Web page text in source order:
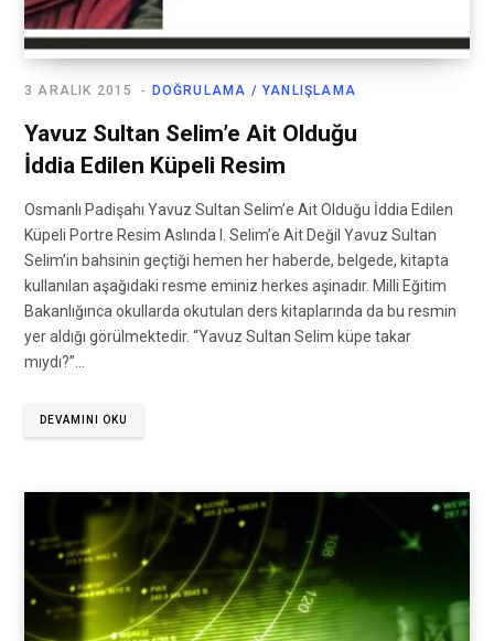
DOĞRULAMA / YANLIŞLAMA
3 ARALIK 2015
Yavuz Sultan Selim’e Ait Olduğu
İddia Edilen Küpeli Resim
Osmanlı Padişahı Yavuz Sultan Selim’e Ait Olduğu İddia Edilen
Küpeli Portre Resim Aslında I. Selim’e Ait Değil Yavuz Sultan
Selim’in bahsinin geçtiği hemen her haberde, belgede, kitapta
kullanılan aşağıdaki resme eminiz herkes aşinadır. Milli Eğitim
Bakanlığınca okullarda okutulan ders kitaplarında da bu resmin
yer aldığı görülmektedir. “Yavuz Sultan Selim küpe takar
mıydı?”…
DEVAMINI OKU